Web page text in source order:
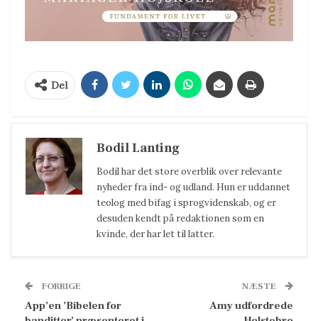
Del
Bodil Lanting
Bodil har det store overblik over relevante
nyheder fra ind- og udland. Hun er uddannet
teolog med bifag i sprogvidenskab, og er
desuden kendt på redaktionen som en
kvinde, der har let til latter.
FORRIGE
App’en ’Bibelen for
NÆSTE
Amy udfordrede